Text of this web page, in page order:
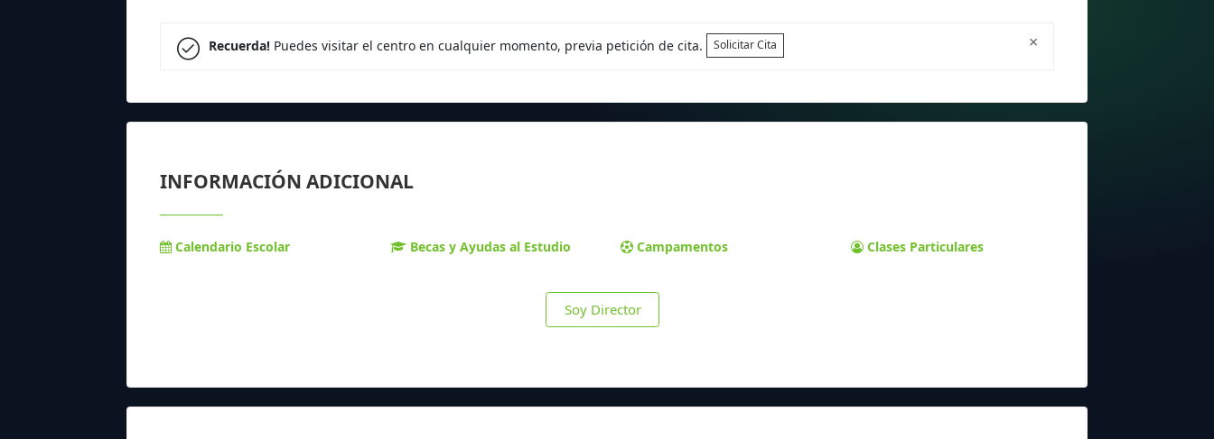
×
Recuerda!Puedes visitar el centro en cualquier momento, previa petición de cita. Solicitar Cita
INFORMACIÓN ADICIONAL
Calendario Escolar Becas y Ayudas al Estudio Campamentos Clases Particulares
Soy Director